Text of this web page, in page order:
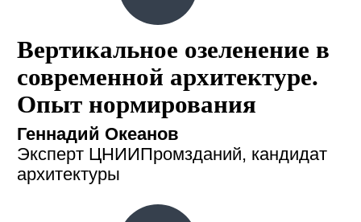
Вертикальное озеленение в
современной архитектуре.
Опыт нормирования
Геннадий Океанов
Эксперт ЦНИИПромзданий, кандидат
архитектуры